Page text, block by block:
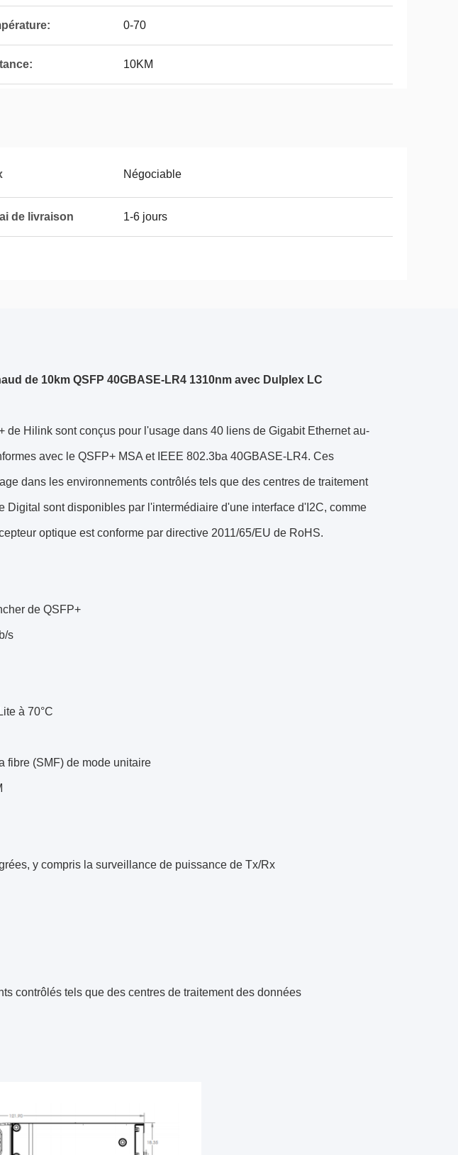
0-70
10KM
Négociable
de livraison 1-6 jours
de 10km QSFP 40GBASE-LR4 1310nm avec Dulplex LC
de Hilink sont conçus pour l'usage dans 40 liens de Gigabit Ethernet au-
avec le QSFP+ MSA et IEEE 802.3ba 40GBASE-LR4. Ces
dans les environnements contrôlés tels que des centres de traitement
Digital sont disponibles par l'intermédiaire d'une interface d'I2C, comme
optique est conforme par directive 2011/65/EU de RoHS.
de QSFP+
s
à 70°C
fibre (SMF) de mode unitaire
y compris la surveillance de puissance de Tx/Rx
contrôlés tels que des centres de traitement des données